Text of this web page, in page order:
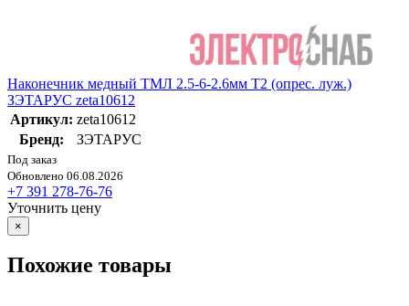
Наконечник медный ТМЛ 2.5-6-2.6мм Т2 (опрес. луж.)
ЗЭТАРУС zeta10612
Артикул: zeta10612
Бренд:
ЗЭТАРУС
Под заказ
Обновлено 06.08.2026
+7 391 278-76-76
Уточнить цену
×
Похожие товары